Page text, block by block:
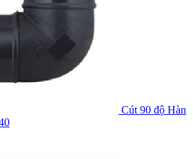
Cút 90 độ Hàn